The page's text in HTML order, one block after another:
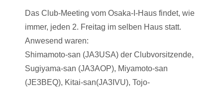
Das Club-Meeting vom Osaka-I-Haus findet, wie
immer, jeden 2. Freitag im selben Haus statt.
Anwesend waren:
Shimamoto-san (JA3USA) der Clubvorsitzende,
Sugiyama-san (JA3AOP), Miyamoto-san
(JE3BEQ), Kitai-san(JA3IVU), Tojo-